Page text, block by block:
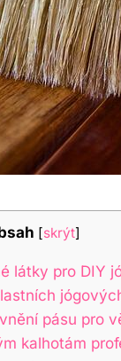
[skrýt]
látky pro DIY
pásu pro
kalhotám